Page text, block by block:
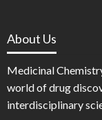
About Us
Medicinal
world of drug
interdisciplinary